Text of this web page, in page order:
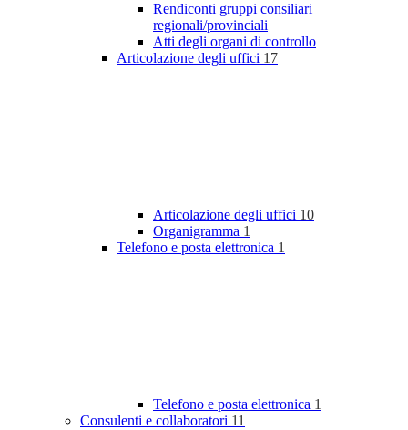
Rendiconti gruppi consiliari
regionali/provinciali
Atti degli organi di controllo
Articolazione degli uffici 17
Articolazione degli uffici 10
Organigramma 1
Telefono e posta elettronica 1
Telefono e posta elettronica 1
Consulenti e collaboratori 11